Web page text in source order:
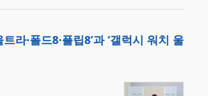
라·폴드8·플립8’과 ‘갤럭시 워치 울